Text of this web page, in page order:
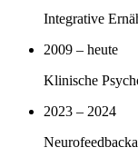
Integrative
2009 – heute
Klinische
2023 – 2024